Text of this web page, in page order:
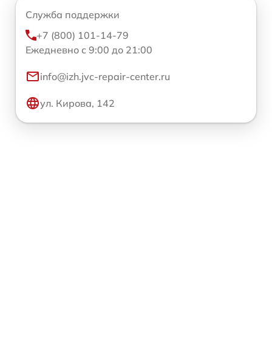
Служба поддержки
+7 (800) 101-14-79
Ежедневно с 9:00 до 21:00
info@izh.jvc-repair-center.ru
ул. Кирова, 142